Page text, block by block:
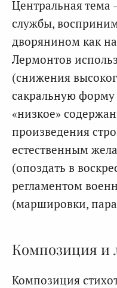
Центральная
службы,
дворянином как
Лермонтов
(снижения
сакральную форму
«низкое»
произведения
естественным
(опоздать в
регламентом
(маршировки,
Композиция и
Композиция